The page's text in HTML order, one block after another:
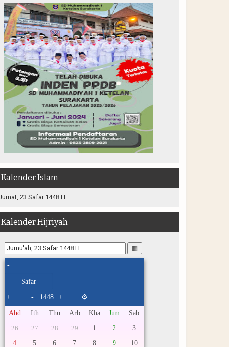
Kalender Islam
23 Safar 1448 H
Kalender Hijriyah
▦
-
+ - + ⚙
Ahd Ith Thu Arb Kha Jum Sab
26 27 28 29 1 2
3
4
5 6 7 8 9
10